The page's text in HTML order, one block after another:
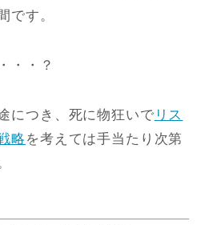
です。
・・？
につき、死に物狂いで リス
略 を考えては手当たり次第